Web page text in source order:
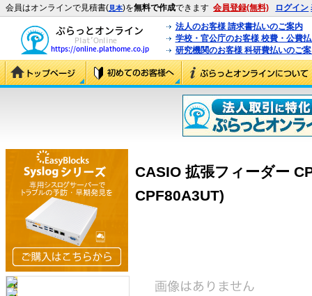
会員はオンラインで見積書(見本)を無料で作成できます 会員登録(無料) ログイン
法人のお客様 請求書払いのご案内
学校・官公庁のお客様 校費・公費
研究機関のお客様 科研費払いのご
CASIO 拡張フィーダー
CPF80A3UT)